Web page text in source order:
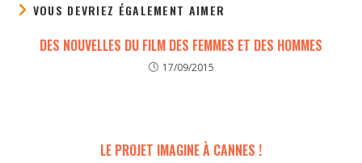
VOUS DEVRIEZ ÉGALEMENT AIMER
DES NOUVELLES DU FILM DES FEMMES ET DES HOMMES
17/09/2015
LE PROJET IMAGINE À CANNES !